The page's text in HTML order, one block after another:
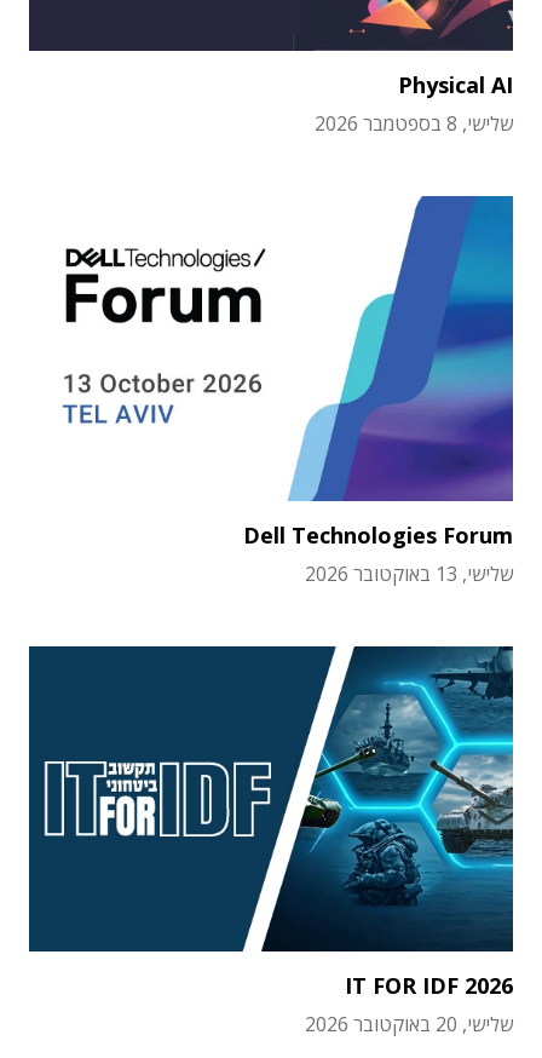
Physical AI
שלישי, 8 בספטמבר 2026
Dell Technologies Forum
שלישי, 13 באוקטובר 2026
IT FOR IDF 2026
שלישי, 20 באוקטובר 2026